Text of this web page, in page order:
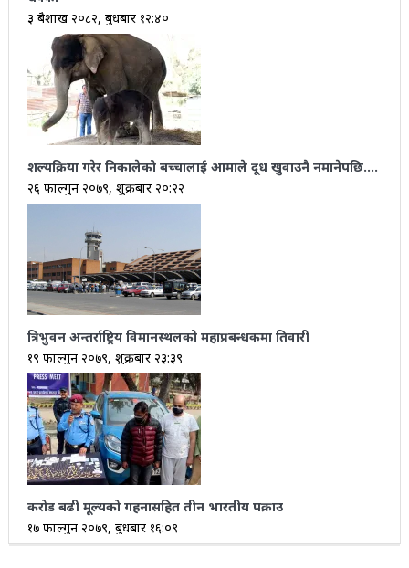
३ बैशाख २०८२, बुधबार १२:४०
शल्यक्रिया गरेर निकालेको बच्चालाई आमाले दूध खुवाउनै नमानेपछि….
२६ फाल्गुन २०७९, शुक्रबार २०:२२
त्रिभुवन अन्तर्राष्ट्रिय विमानस्थलको महाप्रबन्धकमा तिवारी
१९ फाल्गुन २०७९, शुक्रबार २३:३९
करोड बढी मूल्यको गहनासहित तीन भारतीय पक्राउ
१७ फाल्गुन २०७९, बुधबार १६:०९